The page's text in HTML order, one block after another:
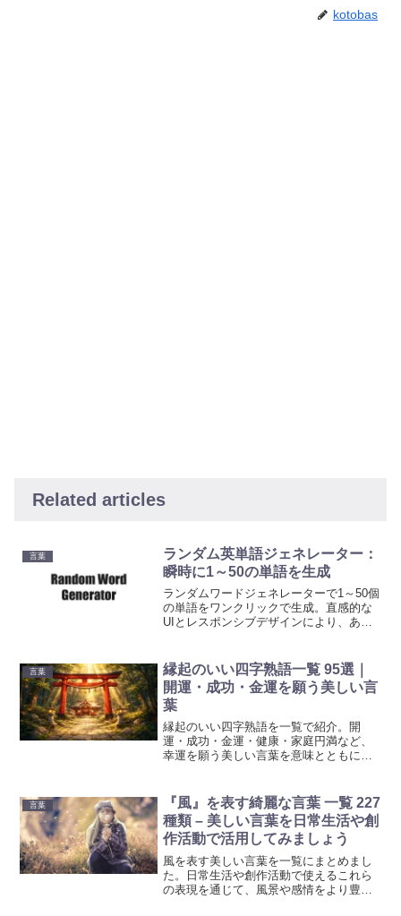
kotobas
Related articles
言葉
ランダム英単語ジェネレーター：
瞬時に1～50の単語を生成
ランダムワードジェネレーターで1～50個
の単語をワンクリックで生成。直感的な
UIとレスポンシブデザインにより、あら
ピレーションに最適なツールです。
言葉
縁起のいい四字熟語一覧 95選｜
開運・成功・金運を願う美しい言
葉
縁起のいい四字熟語を一覧で紹介。開
運・成功・金運・健康・家庭円満など、
幸運を願う美しい言葉を意味とともにま
右の銘にも使える吉祥語が見つかりま
す。
言葉
『風』を表す綺麗な言葉 一覧 227
種類 – 美しい言葉を日常生活や創
作活動で活用してみましょう
風を表す美しい言葉を一覧にまとめまし
た。日常生活や創作活動で使えるこれら
の表現を通じて、風景や感情をより豊か